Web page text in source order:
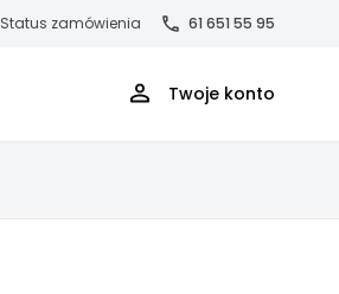
Status zamówienia 61 651 55 95
Twoje konto